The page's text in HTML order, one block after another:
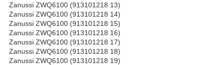
Zanussi ZWQ6100 (913101218 13)
Zanussi ZWQ6100 (913101218 14)
Zanussi ZWQ6100 (913101218 15)
Zanussi ZWQ6100 (913101218 16)
Zanussi ZWQ6100 (913101218 17)
Zanussi ZWQ6100 (913101218 18)
Zanussi ZWQ6100 (913101218 19)